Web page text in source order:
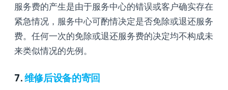
服务费的产生是由于服务中心的错误或客户确实存在
紧急情况，服务中心可酌情决定是否免除或退还服务
费。任何一次的免除或退还服务费的决定均不构成未
来类似情况的先例。
7.维修后设备的寄回